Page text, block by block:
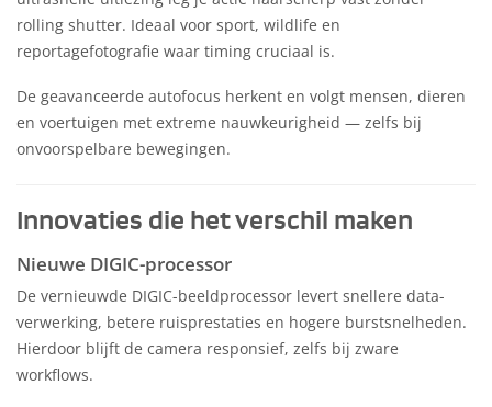
rolling shutter. Ideaal voor sport, wildlife en
reportagefotografie waar timing cruciaal is.
De geavanceerde autofocus herkent en volgt mensen, dieren
en voertuigen met extreme nauwkeurigheid — zelfs bij
onvoorspelbare bewegingen.
Innovaties die het verschil maken
Nieuwe DIGIC-processor
De vernieuwde DIGIC-beeldprocessor levert snellere data-
verwerking, betere ruisprestaties en hogere burstsnelheden.
Hierdoor blijft de camera responsief, zelfs bij zware
workflows.